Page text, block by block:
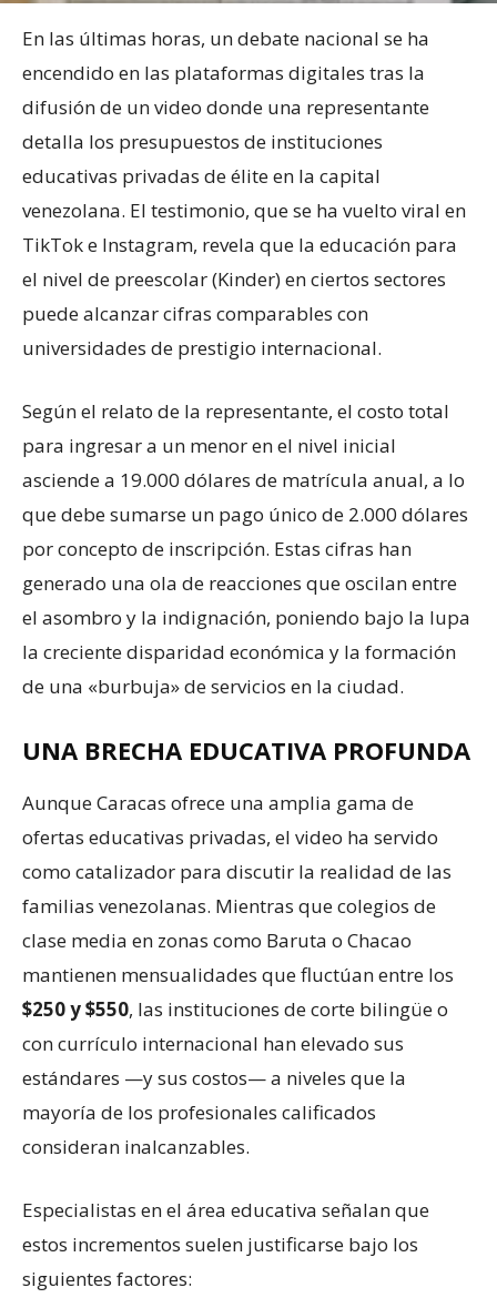
En las últimas horas, un debate nacional se ha
encendido en las plataformas digitales tras la
difusión de un video donde una representante
detalla los presupuestos de instituciones
educativas privadas de élite en la capital
venezolana. El testimonio, que se ha vuelto viral en
TikTok e Instagram, revela que la educación para
el nivel de preescolar (Kinder) en ciertos sectores
puede alcanzar cifras comparables con
universidades de prestigio internacional.
Según el relato de la representante, el costo total
para ingresar a un menor en el nivel inicial
asciende a 19.000 dólares de matrícula anual, a lo
que debe sumarse un pago único de 2.000 dólares
por concepto de inscripción. Estas cifras han
generado una ola de reacciones que oscilan entre
el asombro y la indignación, poniendo bajo la lupa
la creciente disparidad económica y la formación
de una «burbuja» de servicios en la ciudad.
UNA BRECHA EDUCATIVA PROFUNDA
Aunque Caracas ofrece una amplia gama de
ofertas educativas privadas, el video ha servido
como catalizador para discutir la realidad de las
familias venezolanas. Mientras que colegios de
clase media en zonas como Baruta o Chacao
mantienen mensualidades que fluctúan entre los
$250 y $550, las instituciones de corte bilingüe o
con currículo internacional han elevado sus
estándares —y sus costos— a niveles que la
mayoría de los profesionales calificados
consideran inalcanzables.
Especialistas en el área educativa señalan que
estos incrementos suelen justificarse bajo los
siguientes factores: